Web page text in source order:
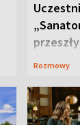
Te
Rozmowy